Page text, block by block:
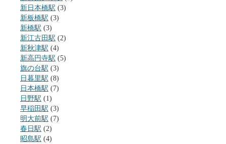
新日本橋駅 (3)
新板橋駅 (3)
新橋駅 (3)
新江古田駅 (2)
新秋津駅 (4)
新高円寺駅 (5)
旗の台駅 (3)
日暮里駅 (8)
日本橋駅 (7)
日野駅 (1)
早稲田駅 (3)
明大前駅 (7)
春日駅 (2)
昭島駅 (4)